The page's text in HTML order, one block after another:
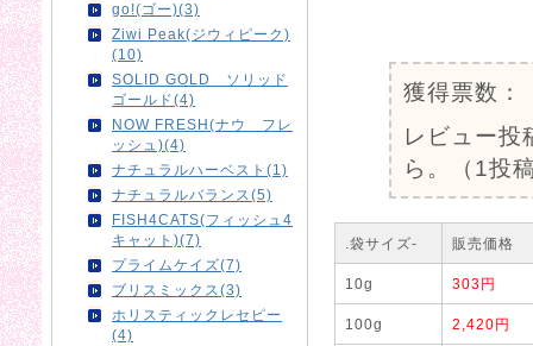
go!(ゴー)(3)
Ziwi Peak(ジウィピーク)
(10)
SOLID GOLD ソリッド
ゴールド(4)
NOW FRESH(ナウ フレ
ッシュ)(4)
ナチュラルハーベスト(1)
ナチュラルバランス(5)
FISH4CATS(フィッシュ4
キャット)(7)
プライムケイズ(7)
ブリスミックス(3)
ホリスティックレセピー
(4)
獲得票数：
レビュー投
ら。（1投
.袋サイズ- 販売価格
10g 303円
100g 2,420円